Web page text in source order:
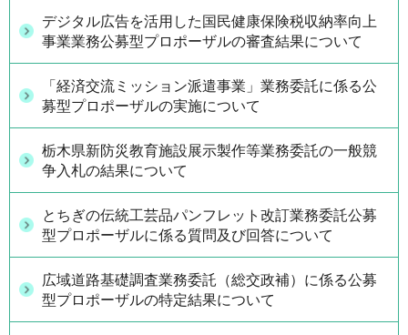
デジタル広告を活用した国民健康保険税収納率向上
事業業務公募型プロポーザルの審査結果について
「経済交流ミッション派遣事業」業務委託に係る公
募型プロポーザルの実施について
栃木県新防災教育施設展示製作等業務委託の一般競
争入札の結果について
とちぎの伝統工芸品パンフレット改訂業務委託公募
型プロポーザルに係る質問及び回答について
広域道路基礎調査業務委託（総交政補）に係る公募
型プロポーザルの特定結果について